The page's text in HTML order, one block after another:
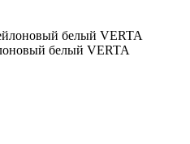
белый VERTA
белый VERTA